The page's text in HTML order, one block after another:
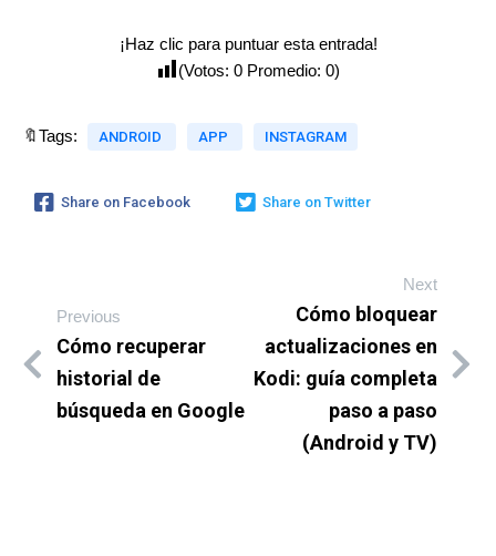
¡Haz clic para puntuar esta entrada!
(Votos: 0 Promedio: 0)
🔖Tags: ANDROID APP INSTAGRAM
Share on Facebook Share on Twitter
Previous
Cómo recuperar
historial de
búsqueda en Google
Next
Cómo bloquear
actualizaciones en
Kodi: guía completa
paso a paso
(Android y TV)